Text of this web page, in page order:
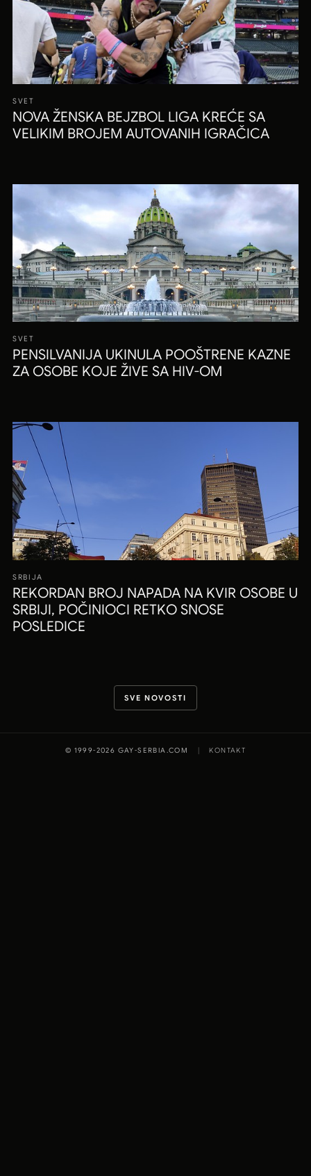
SVET
NOVA ŽENSKA BEJZBOL LIGA KREĆE SA
VELIKIM BROJEM AUTOVANIH IGRAČICA
SVET
PENSILVANIJA UKINULA POOŠTRENE KAZNE
ZA OSOBE KOJE ŽIVE SA HIV-OM
SRBIJA
REKORDAN BROJ NAPADA NA KVIR OSOBE U
SRBIJI, POČINIOCI RETKO SNOSE
POSLEDICE
SVE NOVOSTI
© 1999-2026 GAY-SERBIA.COM | KONTAKT